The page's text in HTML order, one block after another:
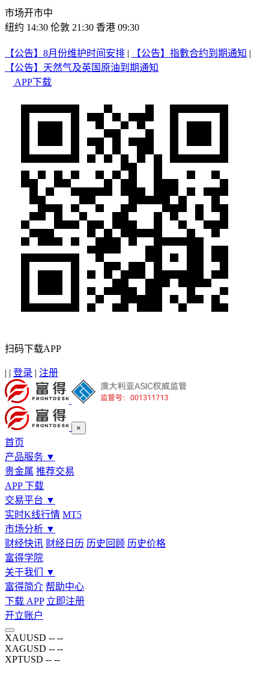
市场开市中
纽约 14:30 伦敦 21:30 香港 09:30
【公告】8月份维护时间安排 | 【公告】指數合约到期通知 |
【公告】天然气及英国原油到期通知
APP下载
扫码下载APP
| | 登录 | 注册
×
首页
产品服务 ▼
贵金属 推荐交易
APP 下载
交易平台 ▼
实时K线行情 MT5
市场分析 ▼
财经快讯 财经日历 历史回顾 历史价格
富得学院
关于我们
▼
富得简介 帮助中心
下载 APP 立即注册
开立账户
XAUUSD -- --
XAGUSD -- --
XPTUSD -- --